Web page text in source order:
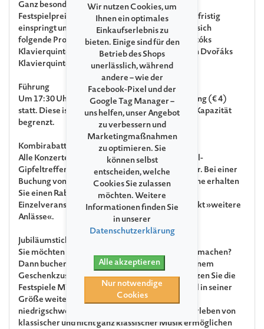
Ganz besonderer Dank gilt dem Cellisten und
Festspielpreisträger Benjamin Kruithof, der kurzfristig
einspringt und für sie übernimmt. Daraus ergibt sich
folgende Programmänderung: Anstelle von Bartóks
Klavierquintett C-Dur Sz 23 erklingt nun Antonín Dvořáks
Klavierquintett Nr. 2 A-Dur op. 81.
Führung
Um 17:30 Uhr findet eine kostenpflichtige Führung (€ 4)
statt. Diese ist
nur vor Ortbuchbar und ist in der Kapazität
begrenzt.
Kombirabatt
Alle Konzerte der Veranstaltungsreihe »Festspiel-
Gipfeltreffen« sind auch als Kombiticket buchbar. Bei einer
Buchung von mindestens 2 Konzerten dieser Reihe erhalten
Sie einen Rabatt von 10% auf den Vollpreis. Die
Einzelveranstaltungen finden Sie unter dem Punkt »weitere
Anlässe«.
Jubiläumsticket
Sie möchten uns zum 35. Jubiläum ein Geschenk machen?
Dann buchen Sie gern Ihr Jubiläumsticket. Mit einem
Geschenkzuschlag von € 15 pro Ticket unterstützen Sie die
Festspiele MV und sorgen dafür, dass das Festival in seiner
Größe weiterhin allen Interessierten einen
niedrigschwelligen Zugang zum einzigartigen Erleben von
klassischer und nicht ganz klassischer Musik ermöglichen
Wir nutzen Cookies, um
Ihnen ein optimales
Einkaufserlebnis zu
bieten. Einige sind für den
Betrieb des Shops
unerlässlich, während
andere – wie der
Facebook-Pixel und der
Google Tag Manager –
uns helfen, unser Angebot
zu verbessern und
Marketingmaßnahmen
zu optimieren. Sie
können selbst
entscheiden, welche
Cookies Sie zulassen
möchten. Weitere
Informationen finden Sie
in unserer
Datenschutzerklärung
Alle akzeptieren
Nur notwendige
Cookies